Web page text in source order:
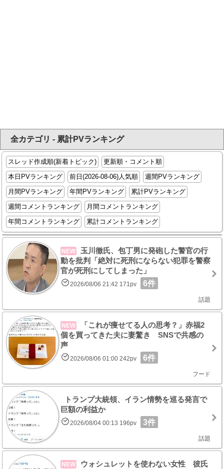
全カテゴリ - 累計PVランキング
スレッド作成順(新着トピック)
更新順・コメント順
本日PVランキング
前日(2026-08-06)人気順
週間PVランキング
月間PVランキング
年間PVランキング
累計PVランキング
週間コメントランキング
月間コメントランキング
年間コメントランキング
累計コメントランキング
NEW
玉川徹氏、包丁男に発砲した警官の行
動を批判「絶対に死刑にならない犯罪を警察
官が死刑にしてしまった」
2026/08/06 21:42 171pv 6件
話題
NEW
「これが痩せてる人の思考？」赤福2
個を買ってきた夫に妻驚き SNSで共感の
声
2026/08/06 01:00 242pv 6件
フード
トランプ大統領、イラン情勢を巡る発言で
巨額の利益か
2026/08/04 00:13 196pv 3件
話題
NEW
ウォシュレットを使わない女性 彼氏